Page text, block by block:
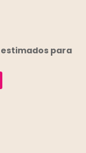
estimados para